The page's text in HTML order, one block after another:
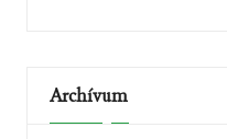
Archívum